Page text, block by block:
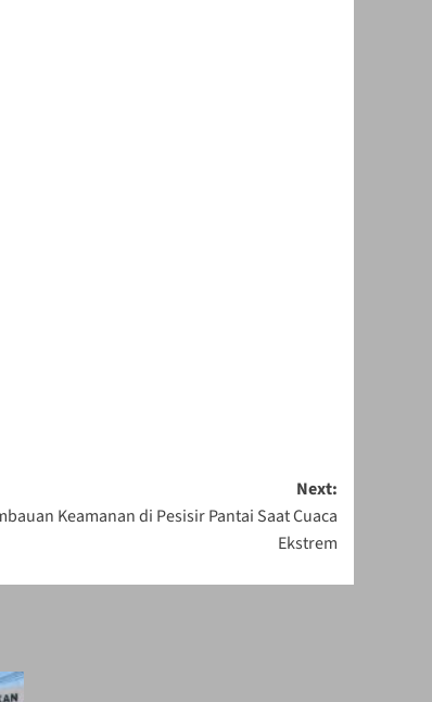
Next:
Keamanan di Pesisir Pantai Saat Cuaca
Ekstrem